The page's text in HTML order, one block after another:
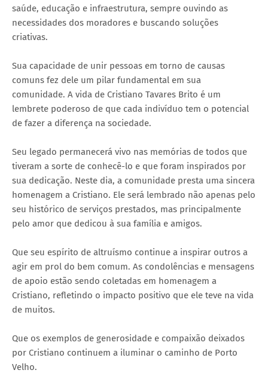
saúde, educação e infraestrutura, sempre ouvindo as
necessidades dos moradores e buscando soluções
criativas.
Sua capacidade de unir pessoas em torno de causas
comuns fez dele um pilar fundamental em sua
comunidade. A vida de Cristiano Tavares Brito é um
lembrete poderoso de que cada indivíduo tem o potencial
de fazer a diferença na sociedade.
Seu legado permanecerá vivo nas memórias de todos que
tiveram a sorte de conhecê-lo e que foram inspirados por
sua dedicação. Neste dia, a comunidade presta uma sincera
homenagem a Cristiano. Ele será lembrado não apenas pelo
seu histórico de serviços prestados, mas principalmente
pelo amor que dedicou à sua família e amigos.
Que seu espírito de altruísmo continue a inspirar outros a
agir em prol do bem comum. As condolências e mensagens
de apoio estão sendo coletadas em homenagem a
Cristiano, refletindo o impacto positivo que ele teve na vida
de muitos.
Que os exemplos de generosidade e compaixão deixados
por Cristiano continuem a iluminar o caminho de Porto
Velho.